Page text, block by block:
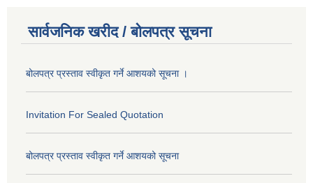
सार्वजनिक खरीद / बोलपत्र सूचना
बोलपत्र प्रस्ताव स्वीकृत गर्ने आशयको सूचना ।
Invitation For Sealed Quotation
बोलपत्र प्रस्ताव स्वीकृत गर्ने आशयको सूचना